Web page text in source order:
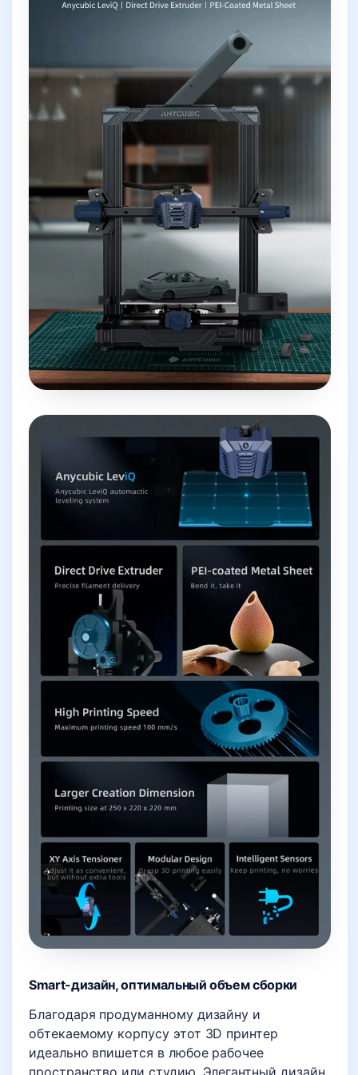
Smart-дизайн, оптимальный объем сборки
Благодаря продуманному дизайну и
обтекаемому корпусу этот 3D принтер
идеально впишется в любое рабочее